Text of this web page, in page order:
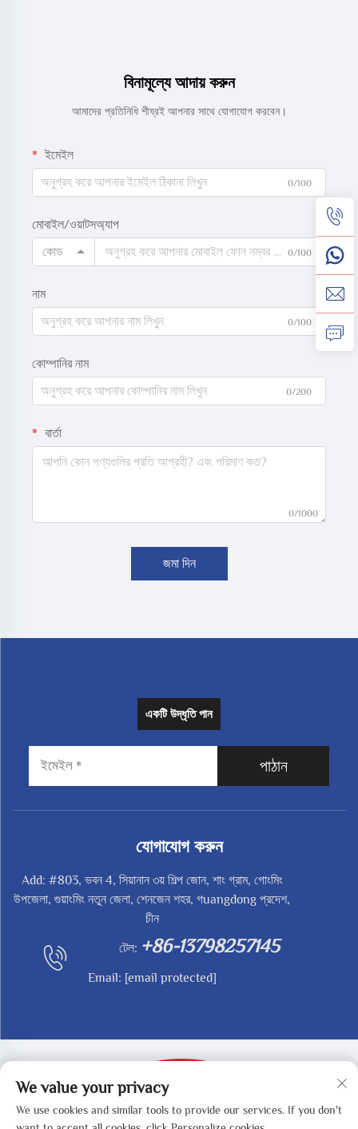
বিনামূল্যে আদায় করুন
আমাদের প্রতিনিধি শীঘ্রই আপনার সাথে যোগাযোগ করবেন।
ইমেইল
0/100
মোবাইল/ওয়াটসঅ্যাপ
কোড
0/100
নাম
0/100
কোম্পানির নাম
0/200
বার্তা
0/1000
জমা দিন
একটি উদ্ধৃতি পান
পাঠান
যোগাযোগ করুন
Add: #803, ভবন 4, সিয়ানান ৩য় শিল্প জোন, শাং গ্রাম, গোংমিং
উপজেলা, গুয়াংমিং নতুন জেলা, শেনজেন শহর, গuangdong প্রদেশ,
চীন
টেল: +86-13798257145
Email: [email protected]
কপিরাইট © 2025 শেনজেন রেডি-মেড টেকনোলজি কো., লিমিটেড -
We value your privacy
We use cookies and similar tools to provide our services. If you don't